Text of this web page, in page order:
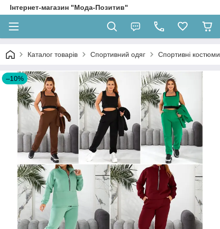
Інтернет-магазин "Мода-Позитив"
Каталог товарів Спортивний одяг Спортивні костюми
–10%